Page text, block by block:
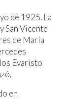
de 1925. La
San Vicente
de María
Evaristo
en